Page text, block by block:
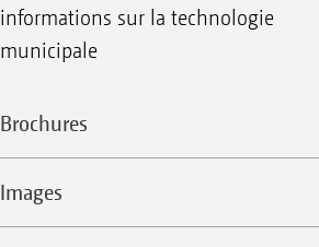
informations sur la technologie
municipale
Brochures
Images